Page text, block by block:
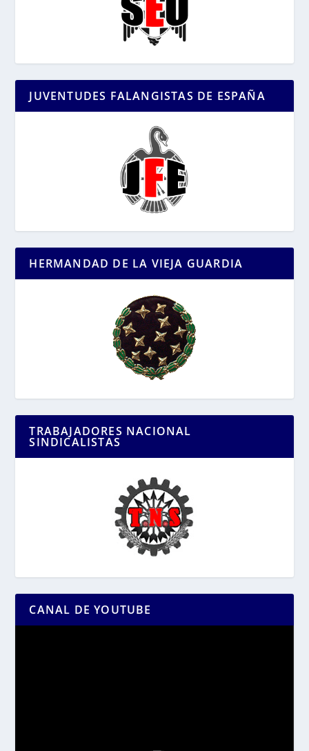
JUVENTUDES FALANGISTAS DE ESPAÑA
HERMANDAD DE LA VIEJA GUARDIA
TRABAJADORES NACIONAL
SINDICALISTAS
CANAL DE YOUTUBE